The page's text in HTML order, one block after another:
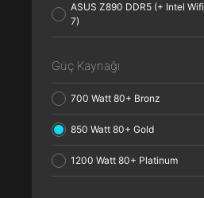
ASUS Z890 DDR5 (+ Intel Wifi
7)
Güç Kaynağı
700 Watt 80+ Bronz
850 Watt 80+ Gold
1200 Watt 80+ Platinum